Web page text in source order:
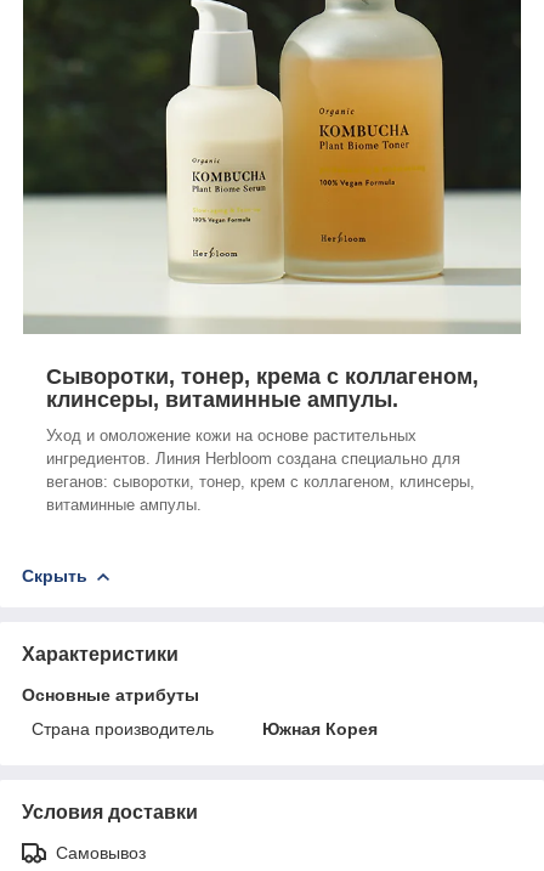
Сыворотки, тонер, крема с коллагеном,
клинсеры, витаминные ампулы.
Уход и омоложение кожи на основе растительных
ингредиентов. Линия Herbloom создана специально для
веганов: сыворотки, тонер, крем с коллагеном, клинсеры,
витаминные ампулы.
Скрыть
Характеристики
Основные атрибуты
Страна производитель
Южная Корея
Условия доставки
Самовывоз